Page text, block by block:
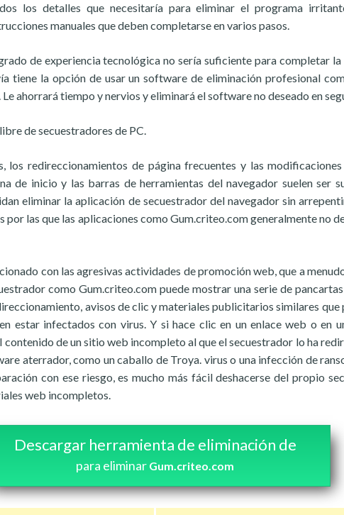
los detalles que necesitaría para eliminar el programa
manuales que deben completarse en varios pasos.
de experiencia tecnológica no sería suficiente para completar
tiene la opción de usar un software de eliminación profesional
ahorrará tiempo y nervios y eliminará el software no deseado en
de secuestradores de PC.
los redireccionamientos de página frecuentes y las
de inicio y las barras de herramientas del navegador suelen ser
eliminar la aplicación de secuestrador del navegador sin
por las que las aplicaciones como Gum.criteo.com generalmente no
con las agresivas actividades de promoción web, que a
como Gum.criteo.com puede mostrar una serie de
avisos de clic y materiales publicitarios similares que
estar infectados con virus. Y si hace clic en un enlace web o en
contenido de un sitio web incompleto al que el secuestrador lo ha
aterrador, como un caballo de Troya. virus o una infección de
con ese riesgo, es mucho más fácil deshacerse del propio
web incompletos.
Descargar herramienta de eliminación de
para eliminar Gum.criteo.com